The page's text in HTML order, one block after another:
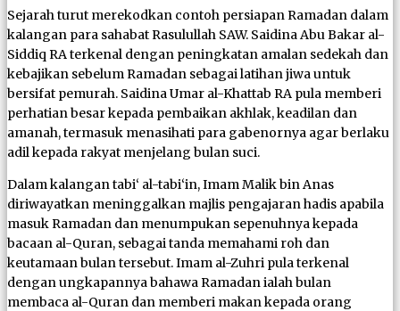
Sejarah turut merekodkan contoh persiapan Ramadan dalam
kalangan para sahabat Rasulullah SAW. Saidina Abu Bakar al-
Siddiq RA terkenal dengan peningkatan amalan sedekah dan
kebajikan sebelum Ramadan sebagai latihan jiwa untuk
bersifat pemurah. Saidina Umar al-Khattab RA pula memberi
perhatian besar kepada pembaikan akhlak, keadilan dan
amanah, termasuk menasihati para gabenornya agar berlaku
adil kepada rakyat menjelang bulan suci.
Dalam kalangan tabi‘ al-tabi‘in, Imam Malik bin Anas
diriwayatkan meninggalkan majlis pengajaran hadis apabila
masuk Ramadan dan menumpukan sepenuhnya kepada
bacaan al-Quran, sebagai tanda memahami roh dan
keutamaan bulan tersebut. Imam al-Zuhri pula terkenal
dengan ungkapannya bahawa Ramadan ialah bulan
membaca al-Quran dan memberi makan kepada orang